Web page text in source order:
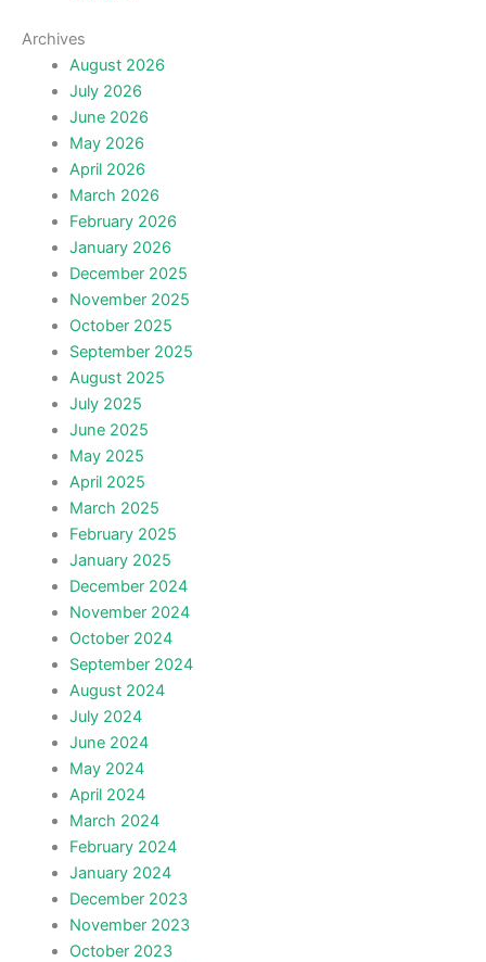
Archives
August 2026
July 2026
June 2026
May 2026
April 2026
March 2026
February 2026
January 2026
December 2025
November 2025
October 2025
September 2025
August 2025
July 2025
June 2025
May 2025
April 2025
March 2025
February 2025
January 2025
December 2024
November 2024
October 2024
September 2024
August 2024
July 2024
June 2024
May 2024
April 2024
March 2024
February 2024
January 2024
December 2023
November 2023
October 2023